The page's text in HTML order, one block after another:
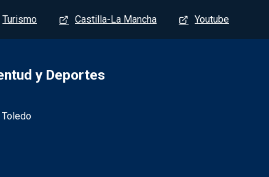
Turismo Castilla-La Mancha Youtube
y Deportes